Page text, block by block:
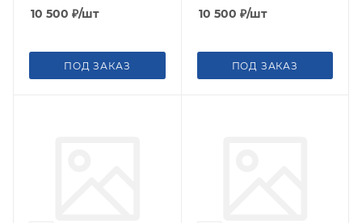
10 500 ₽/шт
ПОД ЗАКАЗ
10 500 ₽/шт
ПОД ЗАКАЗ